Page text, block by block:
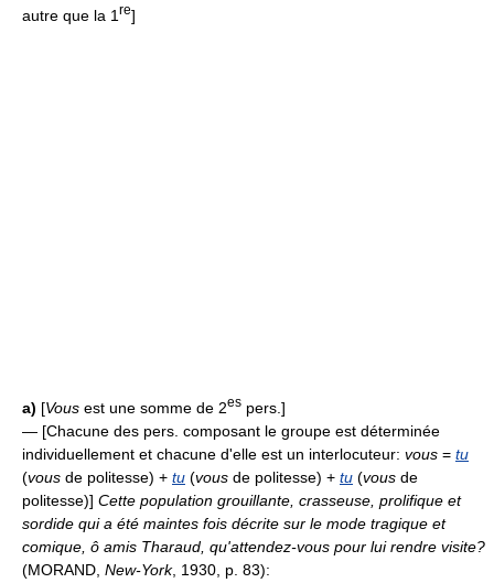
autre que la 1 re]
a) [Vous est une somme de 2es pers.]
— [Chacune des pers. composant le groupe est déterminée
individuellement et chacune d'elle est un interlocuteur: vous = tu
(vous de politesse) + tu (vous de politesse) + tu (vous de
politesse)] Cette population grouillante, crasseuse, prolifique et
sordide qui a été maintes fois décrite sur le mode tragique et
comique, ô amis Tharaud, qu'attendez-vous pour lui rendre visite?
(MORAND, New-York, 1930, p. 83):